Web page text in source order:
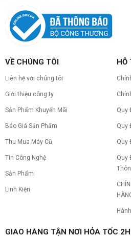
VỀ CHÚNG TÔI
Liên hệ với chúng tôi
Giới thiệu công ty
Sản Phẩm Khuyến Mãi
Báo Giá Sản Phẩm
Thu Mua Máy Cũ
Tin Công Nghệ
Sản Phẩm
Linh Kiện
HỖ
Quy
Quy
Quy
Quy
GIAO HÀNG TẬN NƠI HỎA TỐC 2H